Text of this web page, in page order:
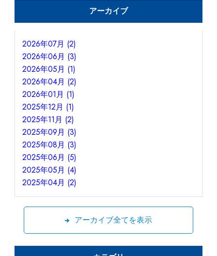
アーカイブ
2026年07月 (2)
2026年06月 (3)
2026年05月 (1)
2026年04月 (2)
2026年01月 (1)
2025年12月 (1)
2025年11月 (2)
2025年09月 (3)
2025年08月 (3)
2025年06月 (5)
2025年05月 (4)
2025年04月 (2)
アーカイブ全てを表示